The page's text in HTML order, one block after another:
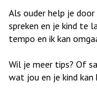
Als ouder help je
spreken en je kind te
tempo en ik kan
Wil je meer tips? Of
wat jou en je kind